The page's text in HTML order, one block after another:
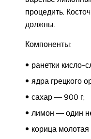
процедить.
должны.
Компоненты:
ранетки кисло-
ядра грецкого
сахар — 900 г;
лимон — один
корица